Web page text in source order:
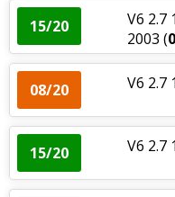
15/20
V6 2.7
2003 (0
08/20 V6 2.7
15/20 V6 2.7